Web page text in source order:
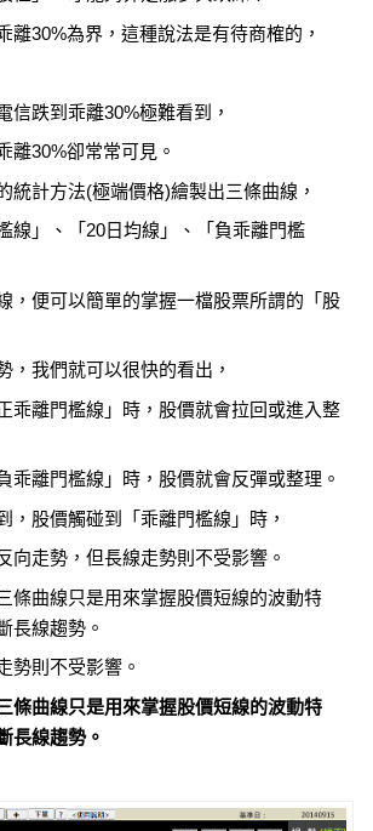
離30%為界，這種說法是有待商榷的，
信跌到乖離30%極難看到，
離30%卻常常可見。
統計方法(極端價格)繪製出三條曲線，
線」、「20日均線」、「負乖離門檻
，便可以簡單的掌握一檔股票所謂的「股
，我們就可以很快的看出，
乖離門檻線」時，股價就會拉回或進入整
乖離門檻線」時，股價就會反彈或整理。
，股價觸碰到「乖離門檻線」時，
向走勢，但長線走勢則不受影響。
條曲線只是用來掌握股價短線的波動特
長線趨勢。
勢則不受影響。
條曲線只是用來掌握股價短線的波動特
長線趨勢。